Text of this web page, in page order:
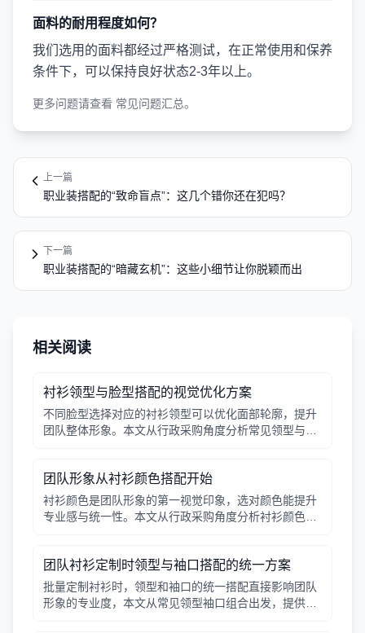
面料的耐用程度如何？
我们选用的面料都经过严格测试，在正常使用和保养
条件下，可以保持良好状态2-3年以上。
更多问题请查看 常见问题汇总。
上一篇
职业装搭配的“致命盲点”：这几个错你还在犯吗？
下一篇
职业装搭配的“暗藏玄机”：这些小细节让你脱颖而出
相关阅读
衬衫领型与脸型搭配的视觉优化方案
不同脸型选择对应的衬衫领型可以优化面部轮廓，提升
团队整体形象。本文从行政采购角度分析常见领型与脸
团队形象从衬衫颜色搭配开始
衬衫颜色是团队形象的第一视觉印象，选对颜色能提升
专业感与统一性。本文从行政采购角度分析衬衫颜色的
团队衬衫定制时领型与袖口搭配的统一方案
批量定制衬衫时，领型和袖口的统一搭配直接影响团队
形象的专业度，本文从常见领型袖口组合出发，提供行